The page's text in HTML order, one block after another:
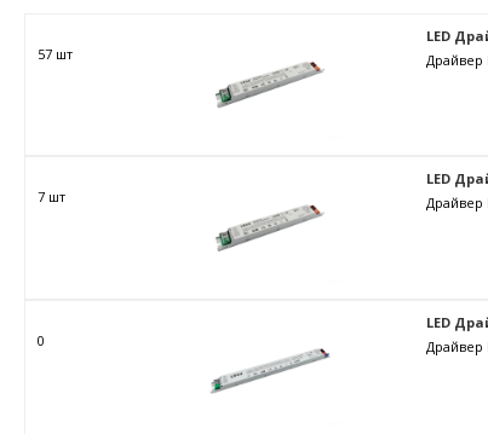
57 шт
LED
Драйвер
7 шт
LED
Драйвер
0
LED
Драйвер